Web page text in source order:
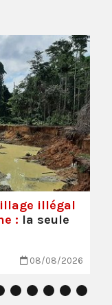
illégal
: la seule
08/08/2026